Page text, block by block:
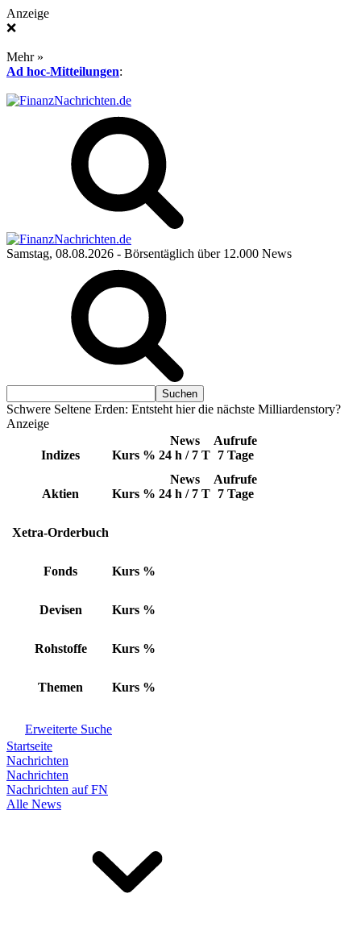
Anzeige
❌
Mehr »
Ad hoc-Mitteilungen:
Samstag, 08.08.2026 - Börsentäglich über 12.000 News
Schwere Seltene Erden: Entsteht hier die nächste Milliardenstory?
Anzeige
Indizes Kurs %
News
24 h / 7 T
Aufrufe
7 Tage
Aktien Kurs %
News
24 h / 7 T
Aufrufe
7 Tage
Xetra-Orderbuch
Fonds Kurs %
Devisen Kurs %
Rohstoffe Kurs %
Themen Kurs %
Erweiterte Suche
Startseite
Nachrichten
Nachrichten
Nachrichten auf FN
Alle News